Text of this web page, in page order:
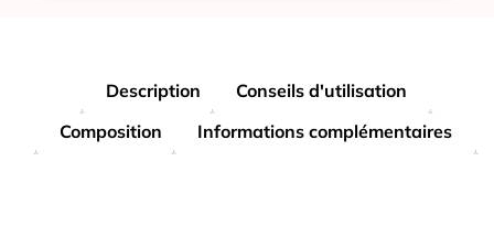
Description
Conseils d'utilisation
Composition
Informations complémentaires